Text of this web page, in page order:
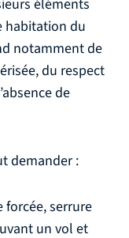
éléments
habitation du
notamment de
du respect
de
demander :
serrure
un vol et